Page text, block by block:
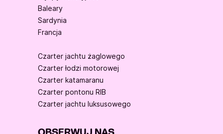
Baleary
Sardynia
Francja
Czarter jachtu żaglowego
Czarter łodzi motorowej
Czarter katamaranu
Czarter pontonu RIB
Czarter jachtu luksusowego